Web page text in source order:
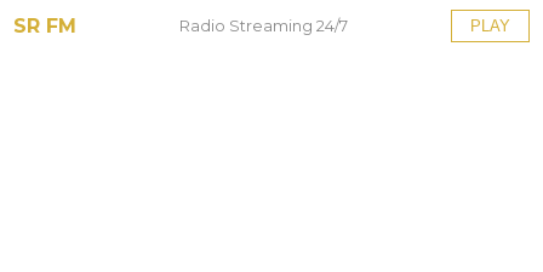
SR FM Radio Streaming 24/7 PLAY